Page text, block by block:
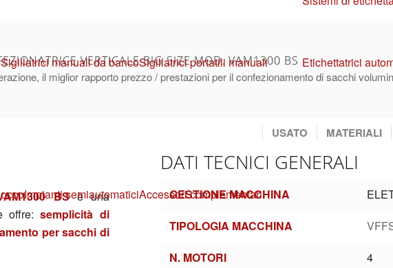
Sigillatrici manuali da bancoSigillatrici portatili manuali Etichettatrici
Impianti semiautomaticiAccessori complementari
USATO MATERIALI
VERTICALE BIG SIZE MOD. VAM1300 BS
il miglior rapporto prezzo / prestazioni per il confezionamento di sacchi
BSè una
offre:semplicità di
per sacchi di
DATI TECNICI GENERALI
GESTIONE MACCHINA
TIPOLOGIA MACCHINA
N. MOTORI
4